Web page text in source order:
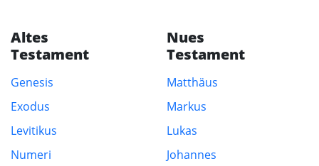
Altes
Testament
Genesis
Exodus
Levitikus
Numeri
Nues
Testament
Matthäus
Markus
Lukas
Johannes